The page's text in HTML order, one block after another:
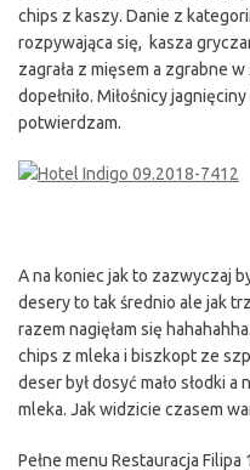
chips z kaszy. Danie z
rozpywająca się, kasza
zagrała z mięsem a zgrabne
dopełniło. Miłośnicy
potwierdzam.
A na koniec jak to zazwyczaj
desery to tak średnio ale jak
razem nagięłam się
chips z mleka i biszkopt ze
deser był dosyć mało słodki
mleka. Jak widzicie czasem
Pełne menu Restauracja Filipa